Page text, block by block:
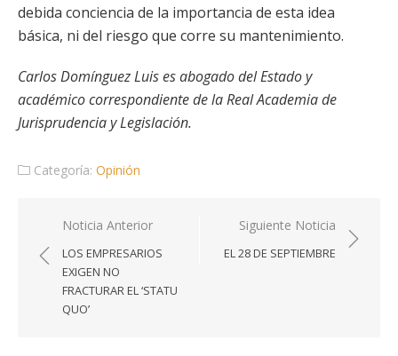
debida conciencia de la importancia de esta idea
básica, ni del riesgo que corre su mantenimiento.
Carlos Domínguez Luis es abogado del Estado y
académico correspondiente de la Real Academia de
Jurisprudencia y Legislación.
Categoría: Opinión
Navegación
de
entradas
Noticia Anterior
LOS EMPRESARIOS
EXIGEN NO
FRACTURAR EL ‘STATU
QUO’
Siguiente Noticia
EL 28 DE SEPTIEMBRE